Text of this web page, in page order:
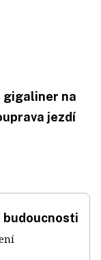
gigaliner na
jezdí